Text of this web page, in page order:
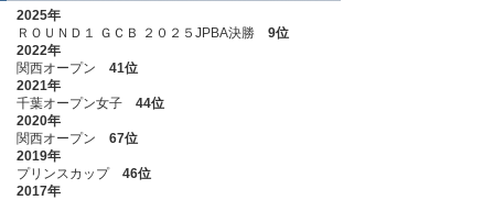
2025年
ＲＯＵＮＤ１ ＧＣＢ ２０２５JPBA決勝 9位
2022年
関西オープン 41位
2021年
千葉オープン女子 44位
2020年
関西オープン 67位
2019年
プリンスカップ 46位
2017年